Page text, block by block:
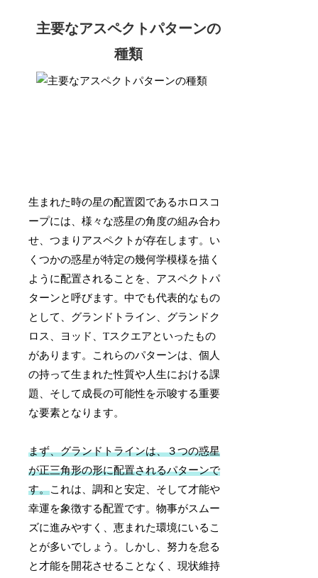
主要なアスペクトパターンの
種類
生まれた時の星の配置図であるホロスコ
ープには、様々な惑星の角度の組み合わ
せ、つまりアスペクトが存在します。い
くつかの惑星が特定の幾何学模様を描く
ように配置されることを、アスペクトパ
ターンと呼びます。中でも代表的なもの
として、グランドトライン、グランドク
ロス、ヨッド、Tスクエアといったもの
があります。これらのパターンは、個人
の持って生まれた性質や人生における課
題、そして成長の可能性を示唆する重要
な要素となります。
まず、グランドトラインは、３つの惑星
が正三角形の形に配置されるパターンで
す。これは、調和と安定、そして才能や
幸運を象徴する配置です。物事がスムー
ズに進みやすく、恵まれた環境にいるこ
とが多いでしょう。しかし、努力を怠る
と才能を開花させることなく、現状維持